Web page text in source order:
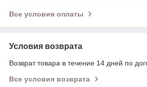
Все условия оплаты
Условия возврата
Возврат товара в течение 14 дней по
Все условия возврата